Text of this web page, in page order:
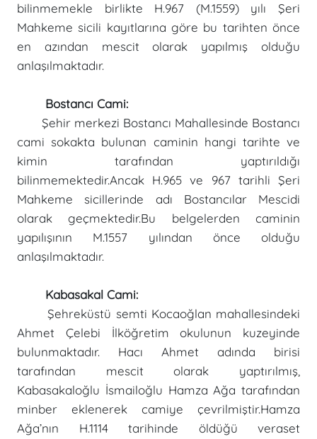
bilinmemekle birlikte H.967 (M.1559) yılı Şeri
Mahkeme sicili kayıtlarına göre bu tarihten önce
en azından mescit olarak yapılmış olduğu
anlaşılmaktadır.
Bostancı Cami:
Şehir merkezi Bostancı Mahallesinde Bostancı
cami sokakta bulunan caminin hangi tarihte ve
kimin tarafından yaptırıldığı
bilinmemektedir.Ancak H.965 ve 967 tarihli Şeri
Mahkeme sicillerinde adı Bostancılar Mescidi
olarak geçmektedir.Bu belgelerden caminin
yapılışının M.1557 yılından önce olduğu
anlaşılmaktadır.
Kabasakal Cami:
Şehreküstü semti Kocaoğlan mahallesindeki
Ahmet Çelebi İlköğretim okulunun kuzeyinde
bulunmaktadır. Hacı Ahmet adında birisi
tarafından mescit olarak yaptırılmış,
Kabasakaloğlu İsmailoğlu Hamza Ağa tarafından
minber eklenerek camiye çevrilmiştir.Hamza
Ağa’nın H.1114 tarihinde öldüğü veraset